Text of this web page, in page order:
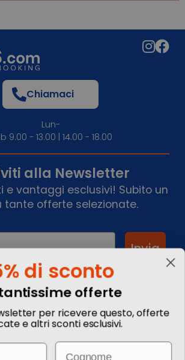
Chiamaci
Lun-
9.00 - 13.00 | 14.00 - 18.00
alla Newsletter
e vantaggi esclusivi! Subito un
tante offerte selezionate.
Invia
di sconto
offerte
per ricevere questo, offerte
e altri sconti esclusivi.
Email